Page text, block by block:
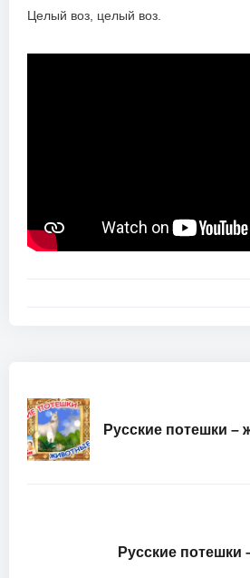
Целый воз, целый воз.
Русские потешки
Русские потешки